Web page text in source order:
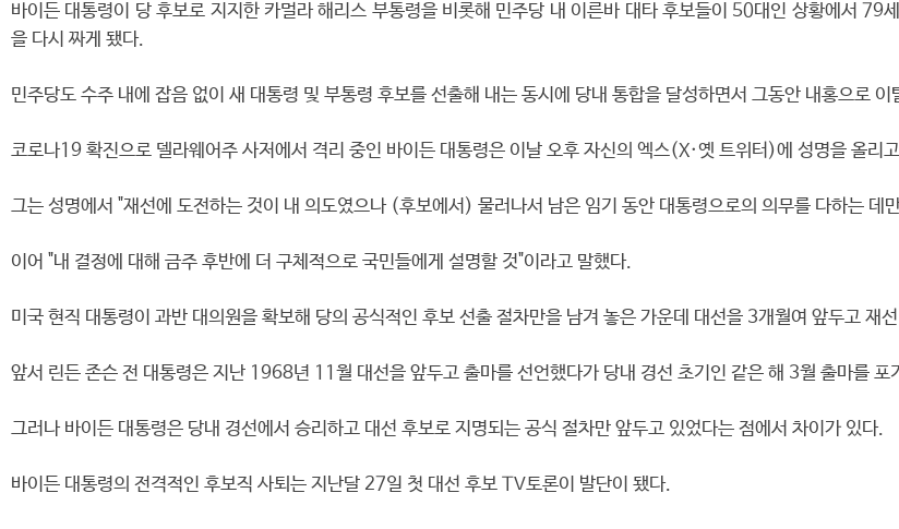
바이든 대통령이 당 후보로 지지한 카멀라 해리스 부통령을 비롯해 민주당 내 이른바 대타 후보들이 50대인 상황에서 79
을 다시 짜게 됐다.
민주당도 수주 내에 잡음 없이 새 대통령 및 부통령 후보를 선출해 내는 동시에 당내 통합을 달성하면서 그동안 내홍으로
코로나19 확진으로 델라웨어주 사저에서 격리 중인 바이든 대통령은 이날 오후 자신의 엑스(X·옛 트위터)에 성명을 올리
그는 성명에서 "재선에 도전하는 것이 내 의도였으나 (후보에서) 물러나서 남은 임기 동안 대통령으로의 의무를 다하는 데
이어 "내 결정에 대해 금주 후반에 더 구체적으로 국민들에게 설명할 것"이라고 말했다.
미국 현직 대통령이 과반 대의원을 확보해 당의 공식적인 후보 선출 절차만을 남겨 놓은 가운데 대선을 3개월여 앞두고 재
앞서 린든 존슨 전 대통령은 지난 1968년 11월 대선을 앞두고 출마를 선언했다가 당내 경선 초기인 같은 해 3월 출마를 포
그러나 바이든 대통령은 당내 경선에서 승리하고 대선 후보로 지명되는 공식 절차만 앞두고 있었다는 점에서 차이가 있다.
바이든 대통령의 전격적인 후보직 사퇴는 지난달 27일 첫 대선 후보 TV토론이 발단이 됐다.